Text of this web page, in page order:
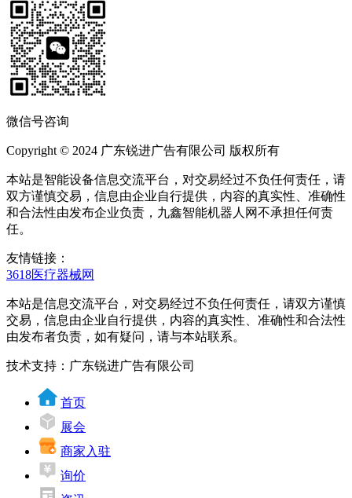
微信号咨询
Copyright © 2024 广东锐进广告有限公司 版权所有
本站是智能设备信息交流平台，对交易经过不负任何责任，请
双方谨慎交易，信息由企业自行提供，内容的真实性、准确性
和合法性由发布企业负责，九鑫智能机器人网不承担任何责
任。
友情链接：
3618医疗器械网
本站是信息交流平台，对交易经过不负任何责任，请双方谨慎
交易，信息由企业自行提供，内容的真实性、准确性和合法性
由发布者负责，如有疑问，请与本站联系。
技术支持：广东锐进广告有限公司
首页
展会
商家入驻
询价